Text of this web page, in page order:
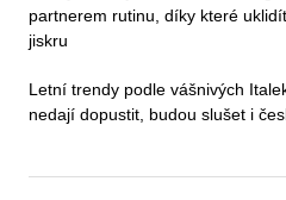
partnerem rutinu, díky které
jiskru
Letní trendy podle vášnivých
nedají dopustit, budou slušet i